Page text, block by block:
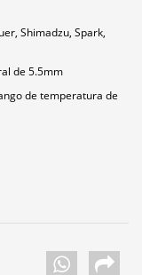
Shimadzu, Spark,
de 5.5mm
de temperatura de